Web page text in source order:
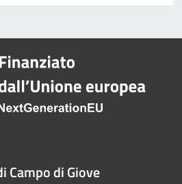
Campo di Giove